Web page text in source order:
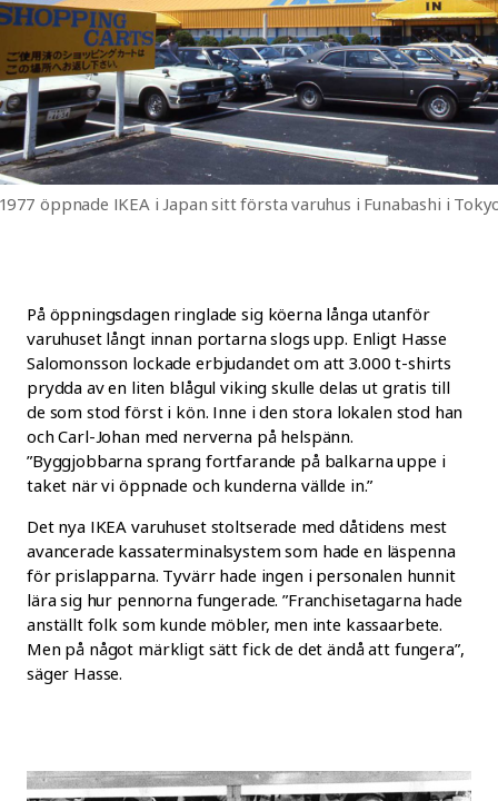
1977 öppnade IKEA i Japan sitt första varuhus i Funabashi i
På öppningsdagen ringlade sig köerna långa utanför
varuhuset långt innan portarna slogs upp. Enligt Hasse
Salomonsson lockade erbjudandet om att 3.000 t-shirts
prydda av en liten blågul viking skulle delas ut gratis till
de som stod först i kön. Inne i den stora lokalen stod han
och Carl-Johan med nerverna på helspänn.
”Byggjobbarna sprang fortfarande på balkarna uppe i
taket när vi öppnade och kunderna vällde in.”
Det nya IKEA varuhuset stoltserade med dåtidens mest
avancerade kassaterminalsystem som hade en läspenna
för prislapparna. Tyvärr hade ingen i personalen hunnit
lära sig hur pennorna fungerade. ”Franchisetagarna hade
anställt folk som kunde möbler, men inte kassaarbete.
Men på något märkligt sätt fick de det ändå att fungera”,
säger Hasse.